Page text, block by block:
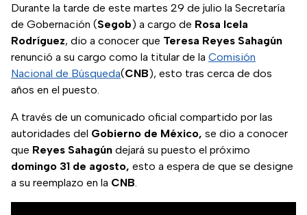
Durante la tarde de este martes 29 de julio la Secretaría
de Gobernación (Segob) a cargo de Rosa Icela
Rodríguez, dio a conocer que Teresa Reyes Sahagún
renunció a su cargo como la titular de la Comisión
Nacional de Búsqueda(CNB), esto tras cerca de dos
años en el puesto.
A través de un comunicado oficial compartido por las
autoridades del Gobierno de México, se dio a conocer
que Reyes Sahagún dejará su puesto el próximo
domingo 31 de agosto, esto a espera de que se designe
a su reemplazo en la CNB.